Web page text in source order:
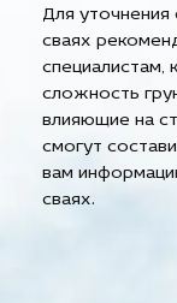
Для
сваях
специалистам,
сложность
влияющие на
смогут
вам
сваях.